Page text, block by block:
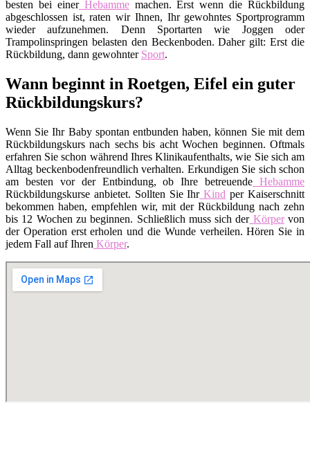
besten bei einerHebammemachen. Erst wenn die Rückbildung
abgeschlossen ist, raten wir Ihnen, Ihr gewohntes Sportprogramm
wieder aufzunehmen. Denn Sportarten wie Joggen oder
Trampolinspringen belasten den Beckenboden. Daher gilt: Erst die
Rückbildung, dann gewohnter Sport.
Wann beginnt in Roetgen, Eifel ein guter
Rückbildungskurs?
Wenn Sie Ihr Baby spontan entbunden haben, können Sie mit dem
Rückbildungskurs nach sechs bis acht Wochen beginnen. Oftmals
erfahren Sie schon während Ihres Klinikaufenthalts, wie Sie sich am
Alltag beckenbodenfreundlich verhalten. Erkundigen Sie sich schon
am besten vor der Entbindung, ob Ihre betreuende Hebamme
Rückbildungskurse anbietet. Sollten Sie IhrKind per Kaiserschnitt
bekommen haben, empfehlen wir, mit der Rückbildung nach zehn
bis 12 Wochen zu beginnen. Schließlich muss sich derKörpervon
der Operation erst erholen und die Wunde verheilen. Hören Sie in
jedem Fall auf Ihren Körper.